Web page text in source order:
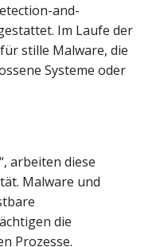
and-
Im Laufe der
stille Malware, die
Systeme oder
arbeiten diese
Malware und
die
Prozesse.